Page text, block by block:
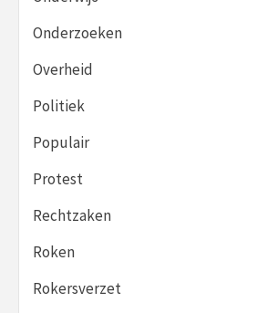
Onderzoeken
Overheid
Politiek
Populair
Protest
Rechtzaken
Roken
Rokersverzet